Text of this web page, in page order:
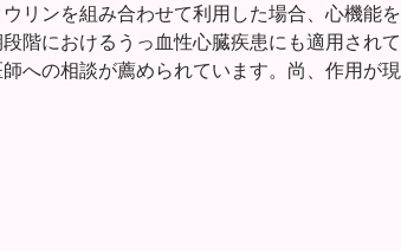
リンを組み合わせて利用した場合、心機能を
階におけるうっ血性心臓疾患にも適用されて
への相談が薦められています。尚、作用が現